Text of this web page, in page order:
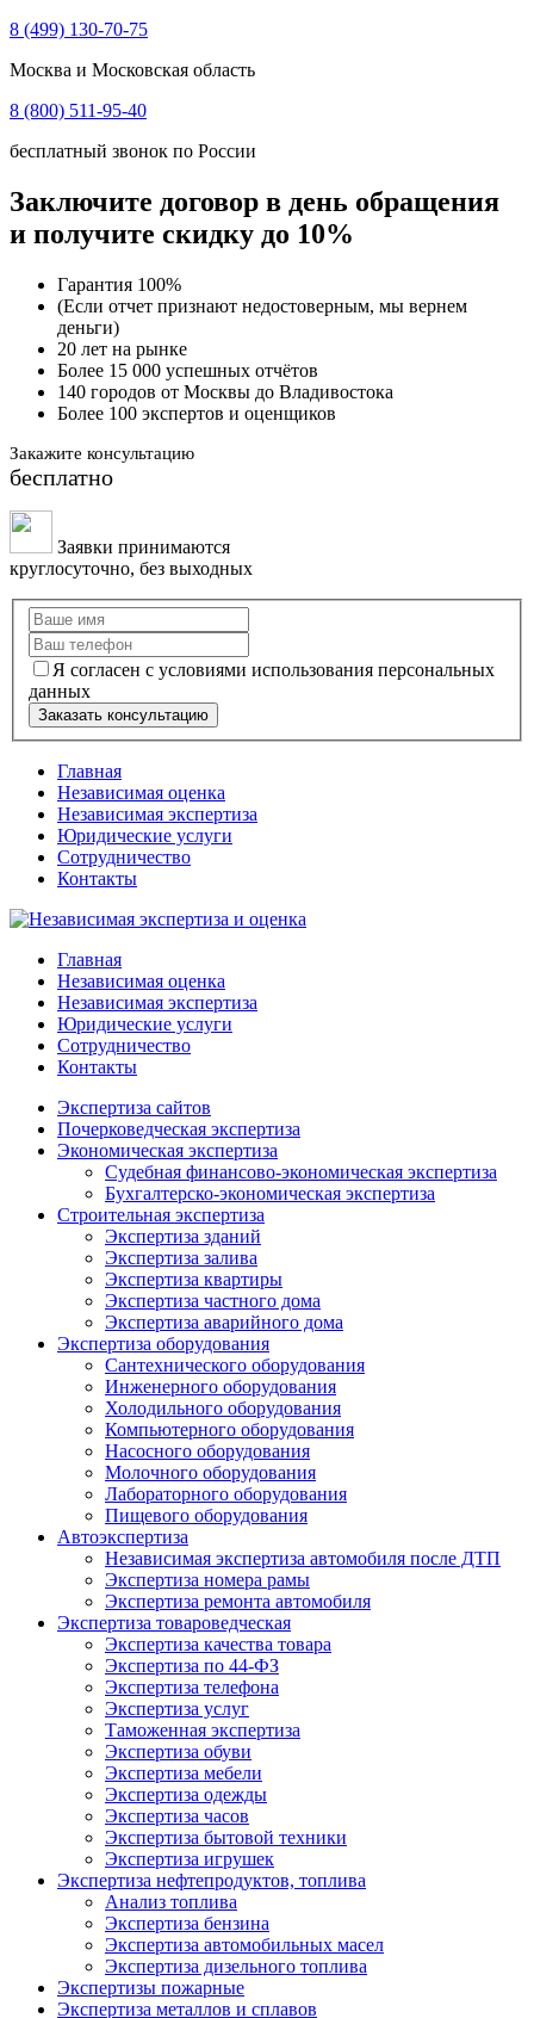
8 (499) 130-70-75
Москва и Московская область
8 (800) 511-95-40
бесплатный звонок по России
Заключите договор в день обращения
и получите скидку до 10%
Гарантия 100%
(Если отчет признают недостоверным, мы вернем
деньги)
20 лет на рынке
Более 15 000 успешных отчётов
140 городов от Москвы до Владивостока
Более 100 экспертов и оценщиков
Закажите консультацию
бесплатно
Заявки принимаются
круглосуточно, без выходных
Я согласен с условиями использования персональных
данных
Заказать консультацию
Главная
Независимая оценка
Независимая экспертиза
Юридические услуги
Сотрудничество
Контакты
Главная
Независимая оценка
Независимая экспертиза
Юридические услуги
Сотрудничество
Контакты
Экспертиза сайтов
Почерковедческая экспертиза
Экономическая экспертиза
Судебная финансово-экономическая экспертиза
Бухгалтерско-экономическая экспертиза
Строительная экспертиза
Экспертиза зданий
Экспертиза залива
Экспертиза квартиры
Экспертиза частного дома
Экспертиза аварийного дома
Экспертиза оборудования
Сантехнического оборудования
Инженерного оборудования
Холодильного оборудования
Компьютерного оборудования
Насосного оборудования
Молочного оборудования
Лабораторного оборудования
Пищевого оборудования
Автоэкспертиза
Независимая экспертиза автомобиля после ДТП
Экспертиза номера рамы
Экспертиза ремонта автомобиля
Экспертиза товароведческая
Экспертиза качества товара
Экспертиза по 44-ФЗ
Экспертиза телефона
Экспертиза услуг
Таможенная экспертиза
Экспертиза обуви
Экспертиза мебели
Экспертиза одежды
Экспертиза часов
Экспертиза бытовой техники
Экспертиза игрушек
Экспертиза нефтепродуктов, топлива
Анализ топлива
Экспертиза бензина
Экспертиза автомобильных масел
Экспертиза дизельного топлива
Экспертизы пожарные
Экспертиза металлов и сплавов